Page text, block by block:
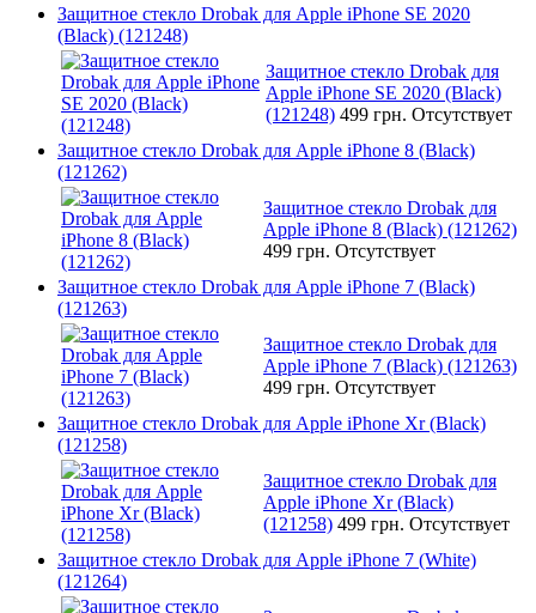
Защитное стекло Drobak для Apple iPhone SE 2020
(Black) (121248)
Защитное стекло Drobak для
Apple iPhone SE 2020 (Black)
(121248) 499 грн. Отсутствует
Защитное стекло Drobak для Apple iPhone 8 (Black)
(121262)
Защитное стекло Drobak для
Apple iPhone 8 (Black) (121262)
499 грн. Отсутствует
Защитное стекло Drobak для Apple iPhone 7 (Black)
(121263)
Защитное стекло Drobak для
Apple iPhone 7 (Black) (121263)
499 грн. Отсутствует
Защитное стекло Drobak для Apple iPhone Xr (Black)
(121258)
Защитное стекло Drobak для
Apple iPhone Xr (Black)
(121258) 499 грн. Отсутствует
Защитное стекло Drobak для Apple iPhone 7 (White)
(121264)